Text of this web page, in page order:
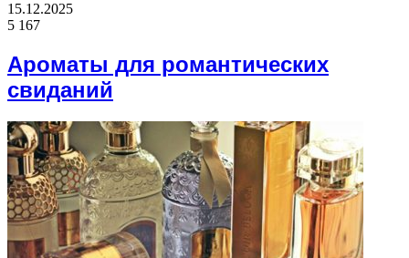
15.12.2025
5 167
Ароматы для романтических
свиданий